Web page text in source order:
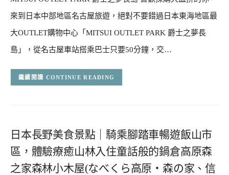
來到日本中部地區名古屋旅遊，絕對不要錯過日本東海地區最
大OUTLET購物中心「MITSUI OUTLET PARK 爵士之夢長
島」，從名古屋車站搭乘巴士只要50分鐘，交…
CONTINUE READING
日本長野美食景點｜騎乘腳踏車暢遊飯山市
區，體驗療癒山林入住童話般的鍋倉高原森
之家森林小木屋(なべくら高原・森の家、信